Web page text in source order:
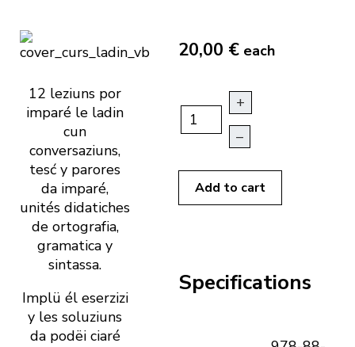
12 leziuns por
imparé le ladin
cun
conversaziuns,
tesć y parores
da imparé,
unités didatiches
de ortografia,
gramatica y
sintassa.
Implü él eserzizi
y les soluziuns
da podëi ciaré
20,00 € each
+
–
Add to cart
Specifications